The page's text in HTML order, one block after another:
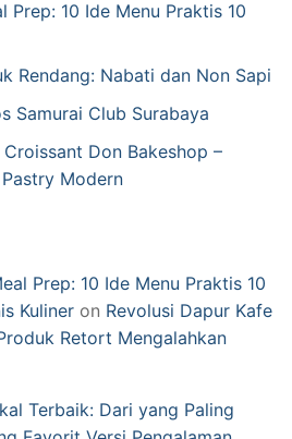
Prep: 10 Ide Menu Praktis 10
Rendang: Nabati dan Non Sapi
Samurai Club Surabaya
Don Bakeshop –
Modern
Prep: 10 Ide Menu Praktis 10
Kuliner on Revolusi Dapur Kafe
Retort Mengalahkan
Terbaik: Dari yang Paling